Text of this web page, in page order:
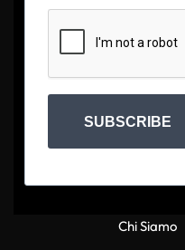
SUBSCRIBE
Chi Siamo